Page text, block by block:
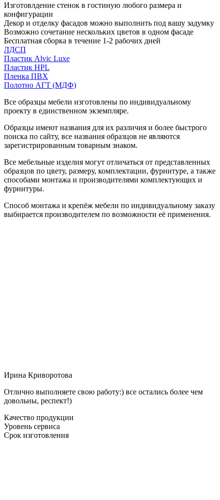
Изготовлдение стенок в гостиную любого размера и
конфигурации
Декор и отделку фасадов можно выполнить под вашу задумку
Возможно сочетание нескольких цветов в одном фасаде
Бесплатная сборка в течение 1-2 рабочих дней
ЛДСП
Пластик Alvic Luxe
Пластик HPL
Пленка ПВХ
Полотно АГТ (МДФ)
Все образцы мебели изготовлены по индивидуальному
проекту в единственном экземпляре.
Образцы имеют названия для их различия и более быстрого
поиска по сайту, все названия образцов не являются
зарегистрированным товарным знаком.
Все мебельные изделия могут отличаться от представленных
образцов по цвету, размеру, комплектации, фурнитуре, а также
способами монтажа и производителями комплектующих и
фурнитуры.
Способ монтажа и крепёж мебели по индивидуальному заказу
выбирается производителем по возможности её применения.
Ирина Криворотова
Отлично выполняете свою работу:) все остались более чем
довольны, респект!)
Качество продукции
Уровень сервиса
Срок изготовления